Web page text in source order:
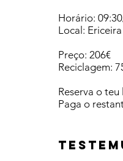
Horário:
Local: Ericeira
Preço: 206€
Reciclagem:
Reserva o
​Paga o